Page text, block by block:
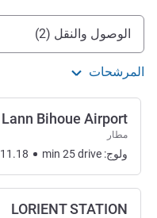
الوصول والتنقل
الوصول والنقل (2)
المرشحات
Lann Bihoue Airport
مطار
ولوج: 11.18 min 25drive
LORIENT STATION